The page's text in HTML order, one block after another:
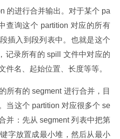
的进行合并输出。对于某个 pa
查询这个 partition 对应的所有
插入到段列表中。也就是这个
记录所有的 spill 文件中对应的
件名、起始位置、长度等等。
所有的 segment 进行合并，目
当这个 partition 对应很多个 se
并：先从 segment 列表中把第
字放置成最小堆，然后从最小